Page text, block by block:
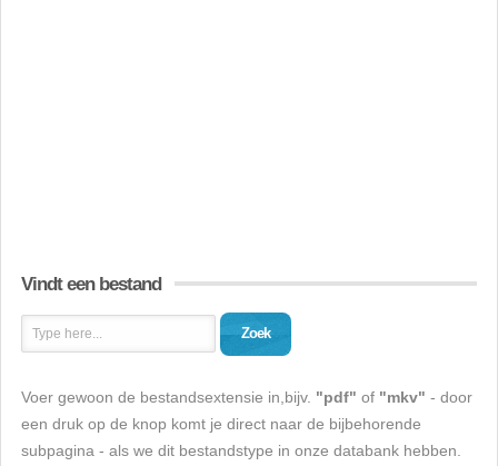
Vindt een bestand
Zoek
Voer gewoon de bestandsextensie in,bijv. "pdf" of "mkv" - door
een druk op de knop komt je direct naar de bijbehorende
subpagina - als we dit bestandstype in onze databank hebben.